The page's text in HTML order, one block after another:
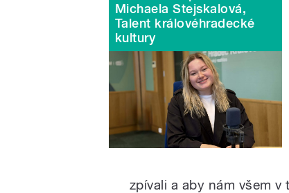
Michaela Stejskalová,
Talent královéhradecké
kultury
zpívali a aby nám všem